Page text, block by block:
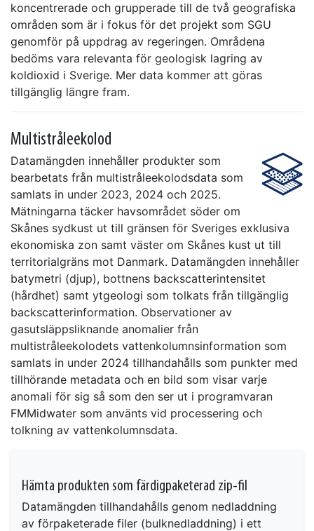
koncentrerade och grupperade till de två geografiska
områden som är i fokus för det projekt som SGU
genomför på uppdrag av regeringen. Områdena
bedöms vara relevanta för geologisk lagring av
koldioxid i Sverige. Mer data kommer att göras
tillgänglig längre fram.
Multistråleekolod
Datamängden innehåller produkter som
bearbetats från multistråleekolodsdata som
samlats in under 2023, 2024 och 2025.
Mätningarna täcker havsområdet söder om
Skånes sydkust ut till gränsen för Sveriges exklusiva
ekonomiska zon samt väster om Skånes kust ut till
territorialgräns mot Danmark. Datamängden innehåller
batymetri (djup), bottnens backscatterintensitet
(hårdhet) samt ytgeologi som tolkats från tillgänglig
backscatterinformation. Observationer av
gasutsläppsliknande anomalier från
multistråleekolodets vattenkolumnsinformation som
samlats in under 2024 tillhandahålls som punkter med
tillhörande metadata och en bild som visar varje
anomali för sig så som den ser ut i programvaran
FMMidwater som använts vid processering och
tolkning av vattenkolumnsdata.
Hämta produkten som färdigpaketerad zip-fil
Datamängden tillhandahålls genom nedladdning
av förpaketerade filer (bulknedladdning) i ett